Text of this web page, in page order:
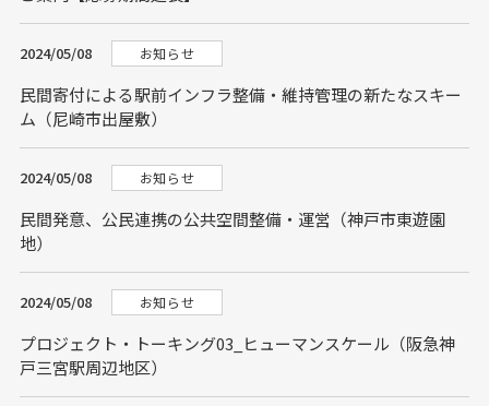
2024/05/08 お知らせ
民間寄付による駅前インフラ整備・維持管理の新たなスキー
ム（尼崎市出屋敷）
2024/05/08 お知らせ
民間発意、公民連携の公共空間整備・運営（神戸市東遊園
地）
2024/05/08 お知らせ
プロジェクト・トーキング03_ヒューマンスケール（阪急神
戸三宮駅周辺地区）